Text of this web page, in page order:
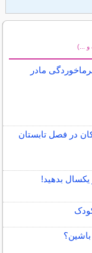
و ...)
مادر
در فصل تابستان
یکسال بدهید!